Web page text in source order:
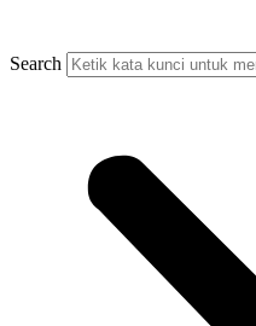
Search